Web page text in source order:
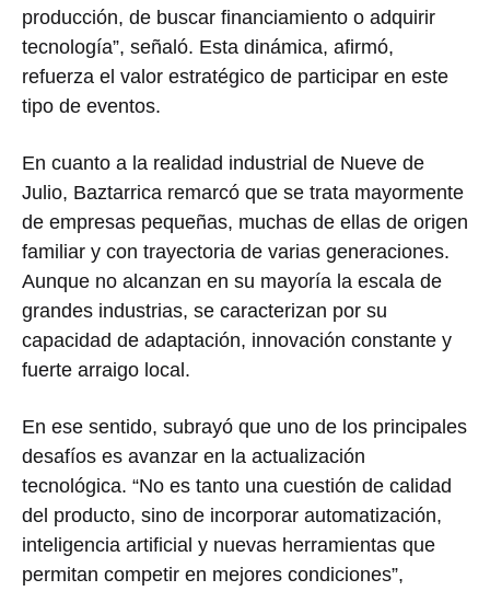
producción, de buscar financiamiento o adquirir
tecnología”, señaló. Esta dinámica, afirmó,
refuerza el valor estratégico de participar en este
tipo de eventos.
En cuanto a la realidad industrial de Nueve de
Julio, Baztarrica remarcó que se trata mayormente
de empresas pequeñas, muchas de ellas de origen
familiar y con trayectoria de varias generaciones.
Aunque no alcanzan en su mayoría la escala de
grandes industrias, se caracterizan por su
capacidad de adaptación, innovación constante y
fuerte arraigo local.
En ese sentido, subrayó que uno de los principales
desafíos es avanzar en la actualización
tecnológica. “No es tanto una cuestión de calidad
del producto, sino de incorporar automatización,
inteligencia artificial y nuevas herramientas que
permitan competir en mejores condiciones”,